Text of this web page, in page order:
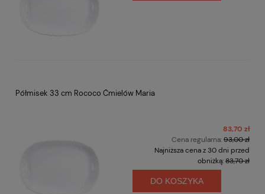
Półmisek 33 cm Rococo Ćmielów Maria
83,70 zł
Cena regularna:93,00 zł
Najniższa cena z 30 dni przed
obniżką:83,70 zł
DO KOSZYKA